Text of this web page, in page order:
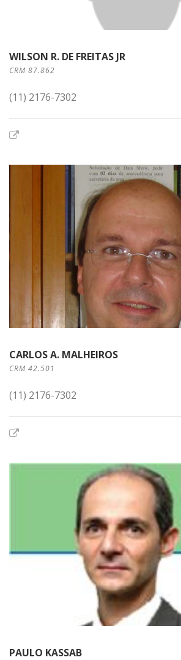
WILSON R. DE FREITAS JR
CRM 87.862
(11) 2176-7302
CARLOS A. MALHEIROS
CRM 42.501
(11) 2176-7302
PAULO KASSAB